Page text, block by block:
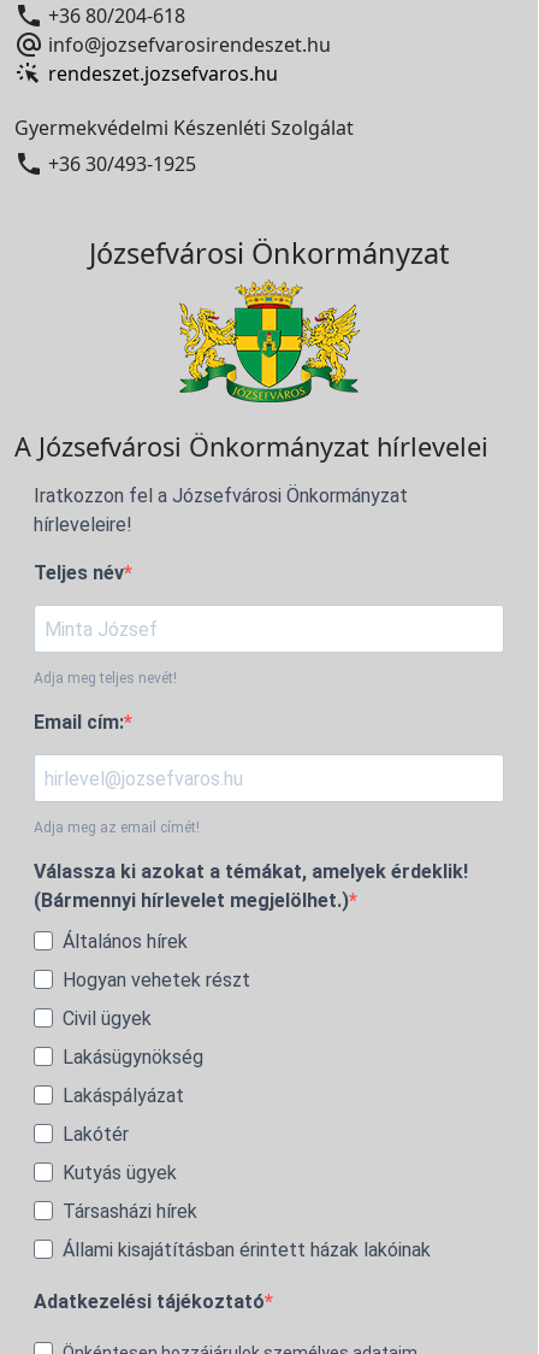
 +36 80/204-618
 info@jozsefvarosirendeszet.hu
rendeszet.jozsefvaros.hu
Gyermekvédelmi Készenléti Szolgálat
 +36 30/493-1925
Józsefvárosi Önkormányzat
A Józsefvárosi Önkormányzat hírlevelei
Iratkozzon fel a Józsefvárosi Önkormányzat
hírleveleire!
Teljes név
Adja meg teljes nevét!
Email cím:
Adja meg az email címét!
Válassza ki azokat a témákat, amelyek érdeklik!
(Bármennyi hírlevelet megjelölhet.)
Általános hírek
Hogyan vehetek részt
Civil ügyek
Lakásügynökség
Lakáspályázat
Lakótér
Kutyás ügyek
Társasházi hírek
Állami kisajátításban érintett házak lakóinak
Adatkezelési tájékoztató